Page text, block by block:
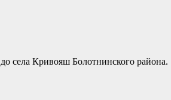
села Кривояш Болотнинского района.